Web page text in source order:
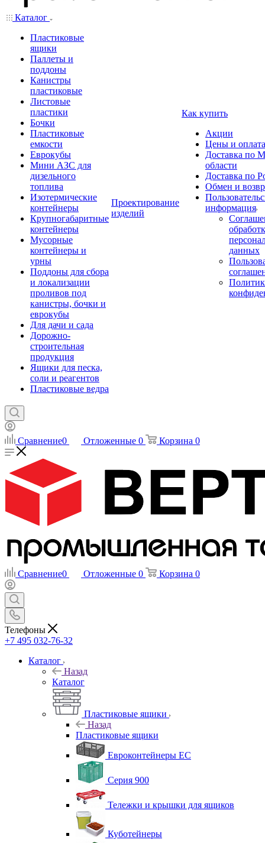
Каталог
Пластиковые
ящики
Паллеты и
поддоны
Канистры
пластиковые
Листовые
пластики
Бочки
Пластиковые
емкости
Еврокубы
Мини АЗС для
дизельного
топлива
Изотермические
контейнеры
Крупногабаритные
контейнеры
Мусорные
контейнеры и
урны
Поддоны для сбора
и локализации
проливов под
канистры, бочки и
еврокубы
Для дачи и сада
Дорожно-
строительная
продукция
Ящики для песка,
соли и реагентов
Пластиковые ведра
Проектирование
изделий
Как купить
Акции
Цены и оплата
Доставка по
области
Доставка по
Обмен и
информация
данных
Сравнение0 Отложенные 0 Корзина 0
Сравнение0 Отложенные 0 Корзина 0
Телефоны
+7 495 032-76-32
Каталог
Назад
Каталог
Пластиковые ящики
Назад
Пластиковые ящики
Евроконтейнеры ЕС
Серия 900
Тележки и крышки для ящиков
Куботейнеры